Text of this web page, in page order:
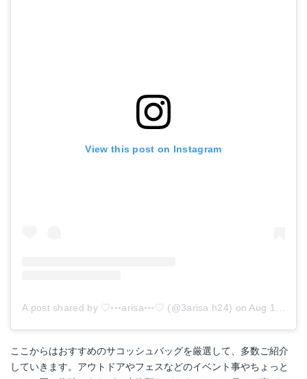
View this post on Instagram
A post shared by ♡◦◦◦arisa◦◦◦♡ (@3arisa.h24) on Aug 13, 2018 at 8:49pm PDT
ここからはおすすめのサコッシュバッグを厳選して、多数ご紹介
していきます。アウトドアやフェスなどのイベント事やちょっと